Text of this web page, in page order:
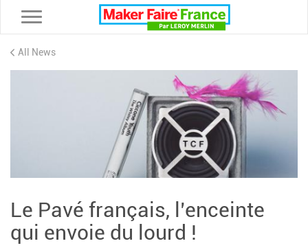
Toggle navigation
All News
Le Pavé français, l’enceinte
qui envoie du lourd !